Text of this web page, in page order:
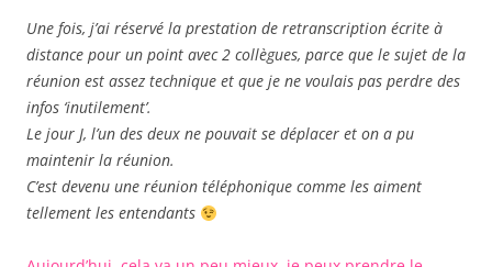
Une fois, j’ai réservé la prestation de retranscription écrite à
distance pour un point avec 2 collègues, parce que le sujet de la
réunion est assez technique et que je ne voulais pas perdre des
infos ‘inutilement’.
Le jour J, l’un des deux ne pouvait se déplacer et on a pu
maintenir la réunion.
C’est devenu une réunion téléphonique comme les aiment
tellement les entendants